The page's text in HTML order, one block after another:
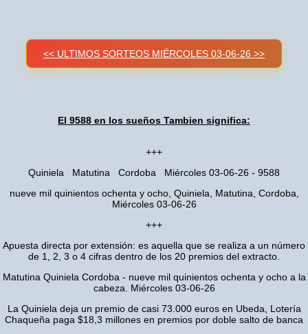
<< ULTIMOS SORTEOS MIÉRCOLES 03-06-26 >>
El 9588 en los sueños Tambien significa:
+++
Quiniela Matutina Cordoba Miércoles 03-06-26 - 9588
nueve mil quinientos ochenta y ocho, Quiniela, Matutina, Cordoba,
Miércoles 03-06-26
+++
Apuesta directa por extensión: es aquella que se realiza a un número
de 1, 2, 3 o 4 cifras dentro de los 20 premios del extracto.
Matutina Quiniela Cordoba - nueve mil quinientos ochenta y ocho a la
cabeza. Miércoles 03-06-26
La Quiniela deja un premio de casi 73.000 euros en Ubeda, Lotería
Chaqueña paga $18,3 millones en premios por doble salto de banca